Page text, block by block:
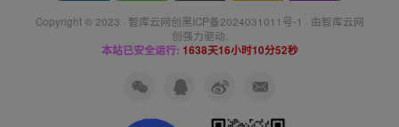
Copyright © 2023 · 智库云网创黑ICP备2024031011号-1 · 由智库云网
创强力驱动.
本站已安全运行: 1638天16小时10分52秒